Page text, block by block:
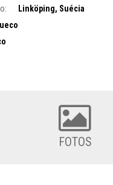
Linköping, Suécia
FOTOS